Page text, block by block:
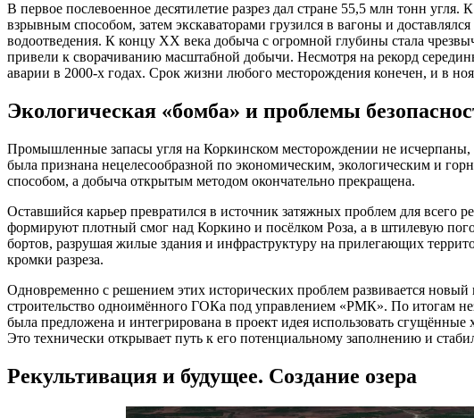
В первое послевоенное десятилетие разрез дал стране 55,5 млн тонн
взрывным способом, затем экскаваторами грузился в вагоны и
водоотведения. К концу XX века добыча с огромной глубины стала
привели к сворачиванию масштабной добычи. Несмотря на рекорд
аварии в 2000-х годах. Срок жизни любого месторождения конечен, и в
Экологическая «бомба» и проблемы
Промышленные запасы угля на Коркинском месторождении не исчерпаны,
была признана нецелесообразной по экономическим, экологическим и
способом, а добыча открытым методом окончательно прекращена.
Оставшийся карьер превратился в источник затяжных проблем для
формируют плотный смог над Коркино и посёлком Роза, а в штилевую
бортов, разрушая жилые здания и инфраструктуру на прилегающих
кромки разреза.
Одновременно с решением этих исторических проблем развивается
строительство одноимённого ГОКа под управлением «РМК». По итогам
была предложена и интегрирована в проект идея использовать
Это технически открывает путь к его потенциальному заполнению и
Рекультивация и будущее. Создание озера